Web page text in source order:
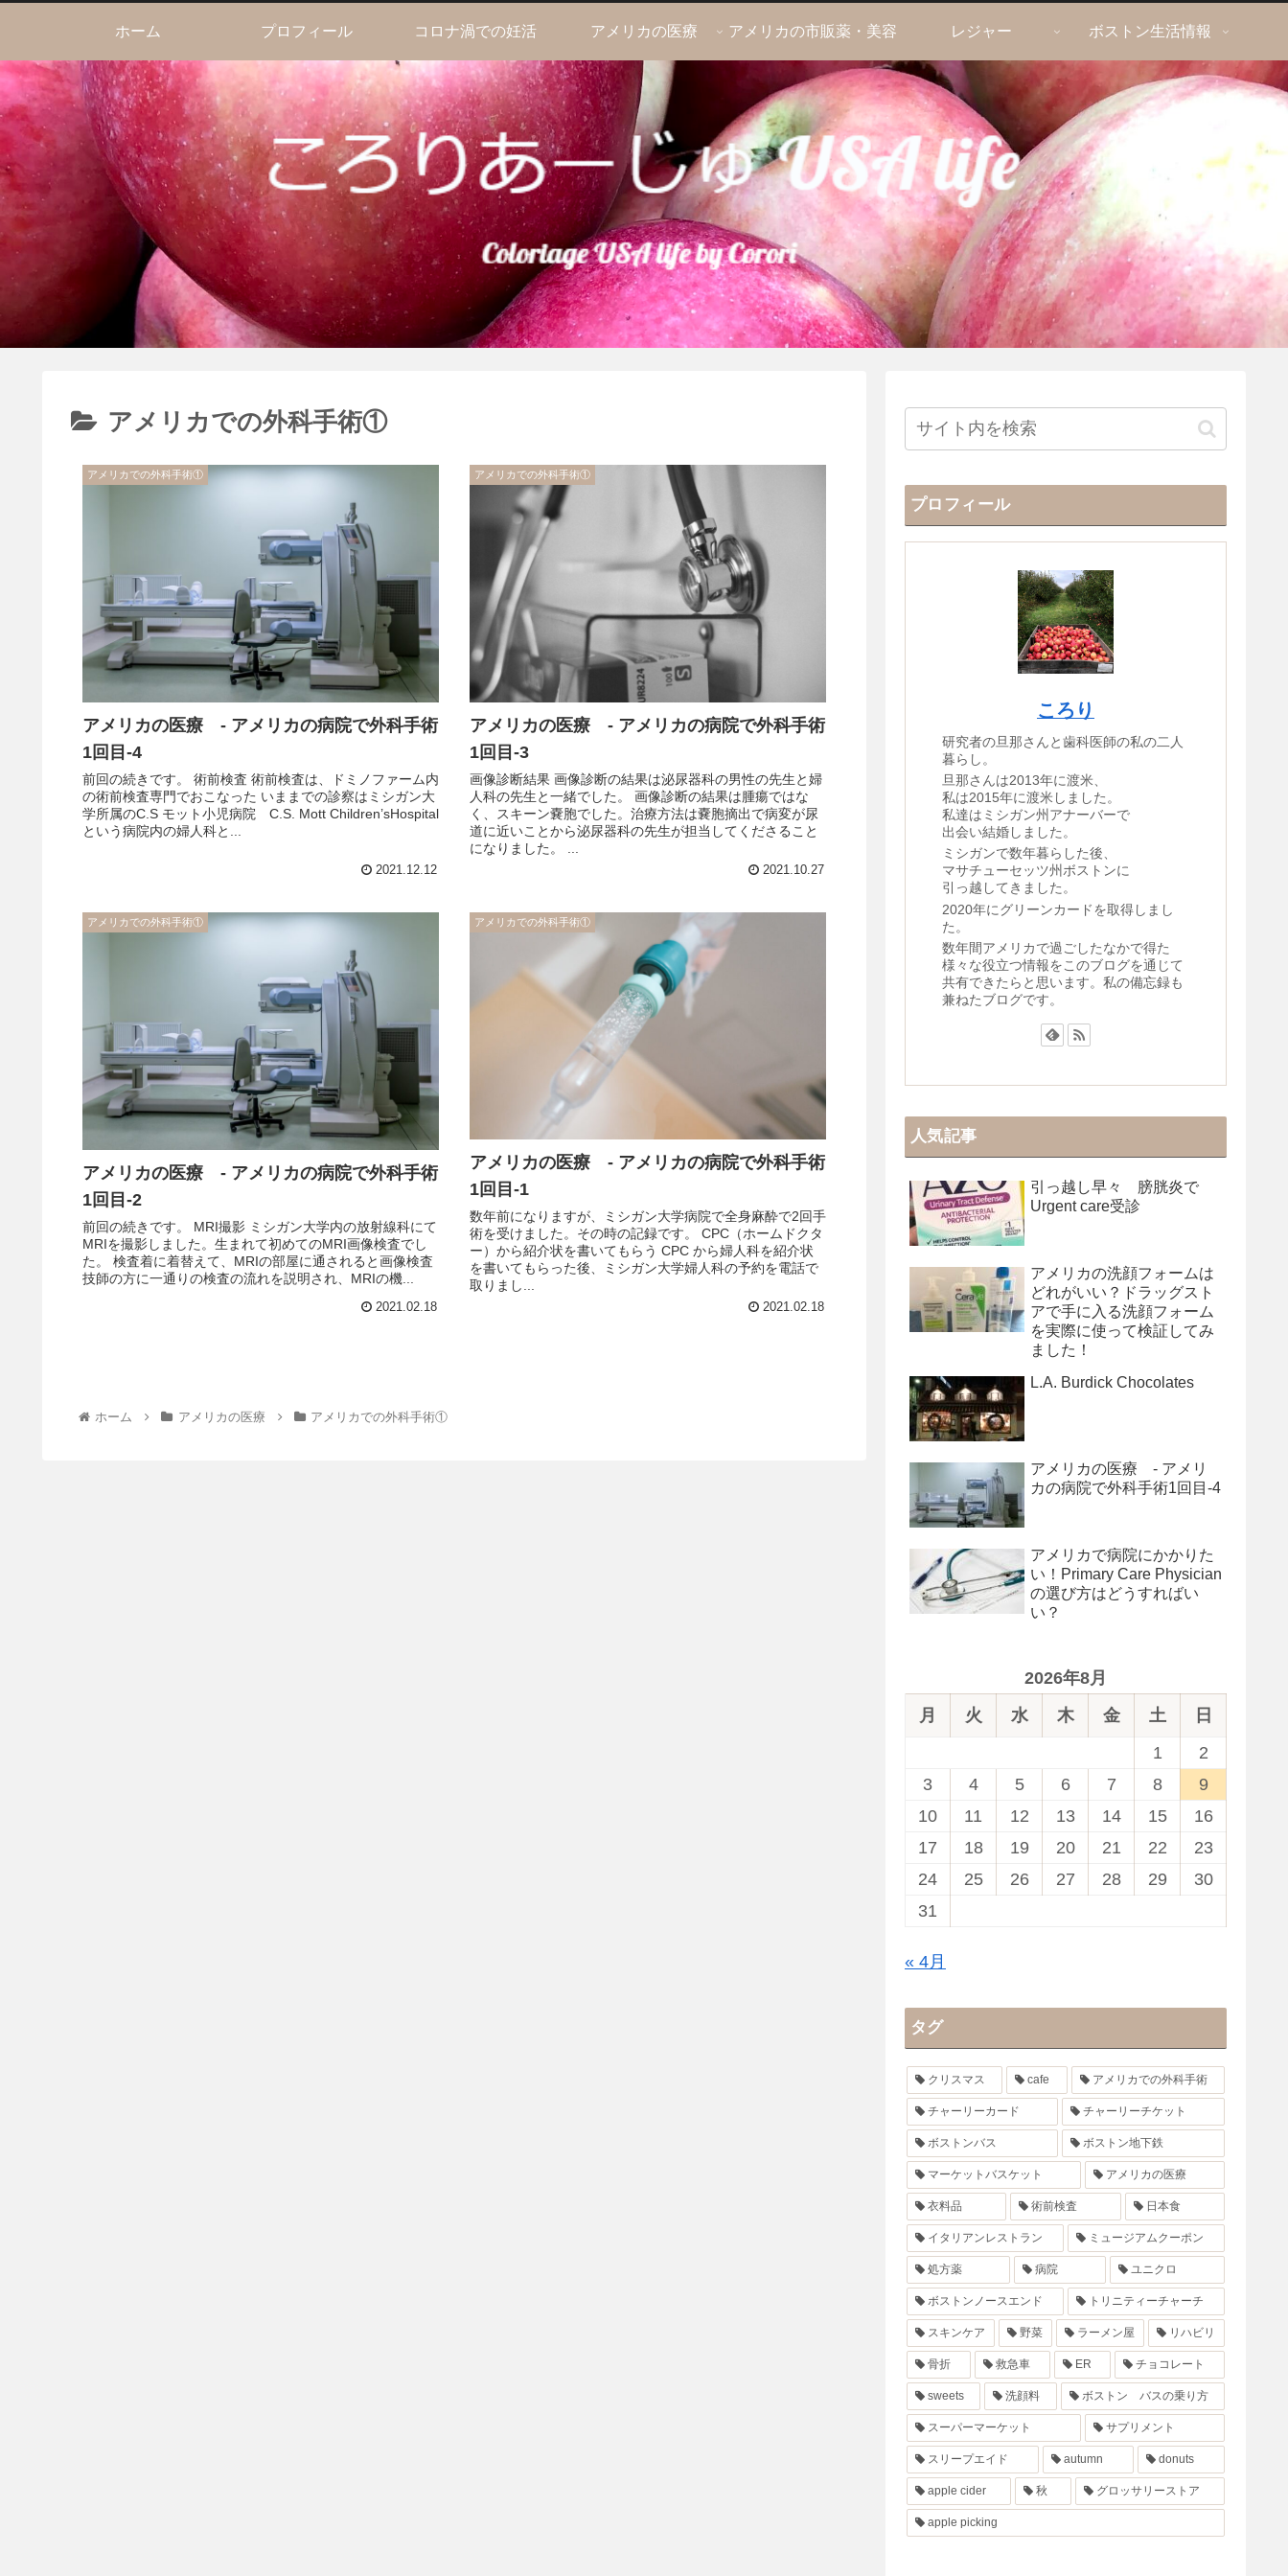
ホーム プロフィール コロナ渦での妊活 アメリカの医療 アメリカの市販薬・美容 レジャー ボストン生活情報
アメリカでの外科手術①
アメリカでの外科手術①
アメリカの医療 - アメリカの病院で外科手術
1回目-4
前回の続きです。 術前検査 術前検査は、ドミノファーム内
の術前検査専門でおこなった いままでの診察はミシガン大
学所属のC.S モット小児病院 C.S. Mott Children’sHospital
という病院内の婦人科と...
2021.12.12
アメリカでの外科手術①
アメリカの医療 - アメリカの病院で外科手術
1回目-3
画像診断結果 画像診断の結果は泌尿器科の男性の先生と婦
人科の先生と一緒でした。 画像診断の結果は腫瘍ではな
く、スキーン嚢胞でした。治療方法は嚢胞摘出で病変が尿
道に近いことから泌尿器科の先生が担当してくださること
になりました。 ...
2021.10.27
アメリカでの外科手術①
アメリカの医療 - アメリカの病院で外科手術
1回目-2
前回の続きです。 MRI撮影 ミシガン大学内の放射線科にて
MRIを撮影しました。生まれて初めてのMRI画像検査でし
た。 検査着に着替えて、MRIの部屋に通されると画像検査
技師の方に一通りの検査の流れを説明され、MRIの機...
2021.02.18
アメリカでの外科手術①
アメリカの医療 - アメリカの病院で外科手術
1回目-1
数年前になりますが、ミシガン大学病院で全身麻酔で2回手
術を受けました。その時の記録です。 CPC（ホームドクタ
ー）から紹介状を書いてもらう CPC から婦人科を紹介状
を書いてもらった後、ミシガン大学婦人科の予約を電話で
取りまし...
2021.02.18
ホーム アメリカの医療 アメリカでの外科手術①
プロフィール
ころり
研究者の旦那さんと歯科医師の私の二人
暮らし。
旦那さんは2013年に渡米、
私は2015年に渡米しました。
私達はミシガン州アナーバーで
出会い結婚しました。
ミシガンで数年暮らした後、
マサチューセッツ州ボストンに
引っ越してきました。
2020年にグリーンカードを取得しまし
た。
数年間アメリカで過ごしたなかで得た
様々な役立つ情報をこのブログを通じて
共有できたらと思います。私の備忘録も
兼ねたブログです。
人気記事
引っ越し早々 膀胱炎で
Urgent care受診
アメリカの洗顔フォームは
どれがいい？ドラッグスト
アで手に入る洗顔フォーム
を実際に使って検証してみ
ました！
L.A. Burdick Chocolates
アメリカの医療 - アメリ
カの病院で外科手術1回目-4
アメリカで病院にかかりた
い！Primary Care Physician
の選び方はどうすればい
い？
2026年8月
月
火 水 木 金 土
日
1
2
3
4 5 6 7 8
9
10
11 12 13 14 15
16
17
18 19 20 21 22
23
24
25 26 27 28 29
30
31
« 4月
タグ
クリスマス cafe アメリカでの外科手術
チャーリーカード チャーリーチケット
ボストンバス ボストン地下鉄
マーケットバスケット アメリカの医療
衣料品 術前検査 日本食
イタリアンレストラン ミュージアムクーポン
処方薬 病院 ユニクロ
ボストンノースエンド トリニティーチャーチ
スキンケア 野菜 ラーメン屋 リハビリ
骨折 救急車 ER チョコレート
sweets 洗顔料 ボストン バスの乗り方
スーパーマーケット サプリメント
スリープエイド autumn donuts
apple cider 秋 グロッサリーストア
apple picking